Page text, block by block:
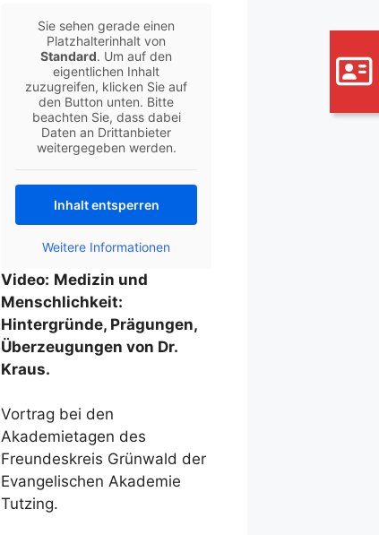
Sie sehen gerade einen
Platzhalterinhalt von
Standard. Um auf den
eigentlichen Inhalt
zuzugreifen, klicken Sie auf
den Button unten. Bitte
beachten Sie, dass dabei
Daten an Drittanbieter
weitergegeben werden.
Inhalt entsperren
Weitere Informationen
Video: Medizin und
Menschlichkeit:
Hintergründe, Prägungen,
Überzeugungen von Dr.
Kraus.
Vortrag bei den
Akademietagen des
Freundeskreis Grünwald der
Evangelischen Akademie
Tutzing.